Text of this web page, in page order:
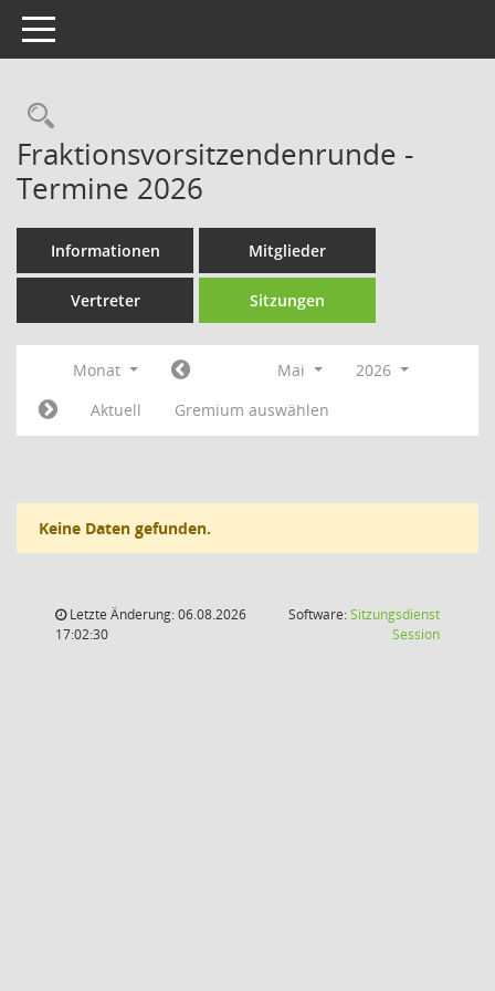
Toggle navigation
Rechercheauswahl
Fraktionsvorsitzendenrunde -
Termine 2026
Informationen Mitglieder
Vertreter Sitzungen
Monat Mai
2026
Aktuell
Gremium auswählen
Keine Daten gefunden.
Letzte Änderung: 06.08.2026
17:02:30
Software:Sitzungsdienst
Session(Wird in